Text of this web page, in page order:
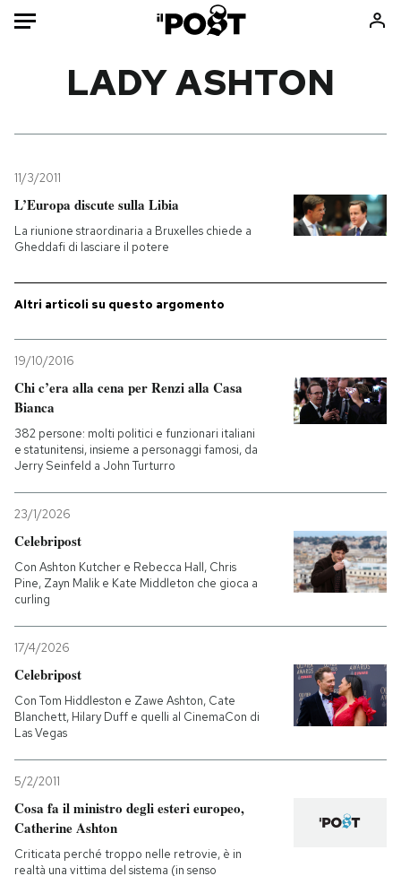
Mondo
Politica
Tecnologia
Internet
Scienza
Cultura
Sport
Storie/Idee
Media
PODCAST
NEWSLETTER
CALENDARIO
AREA PERSONALE
LADY ASHTON
11/3/2011
L’Europa discute sulla Libia
La riunione straordinaria a Bruxelles chiede a
Gheddafi di lasciare il potere
Altri articoli su questo argomento
19/10/2016
Chi c’era alla cena per Renzi alla Casa
Bianca
382 persone: molti politici e funzionari italiani
e statunitensi, insieme a personaggi famosi, da
Jerry Seinfeld a John Turturro
23/1/2026
Celebripost
Con Ashton Kutcher e Rebecca Hall, Chris
Pine, Zayn Malik e Kate Middleton che gioca a
curling
17/4/2026
Celebripost
Con Tom Hiddleston e Zawe Ashton, Cate
Blanchett, Hilary Duff e quelli al CinemaCon di
Las Vegas
5/2/2011
Cosa fa il ministro degli esteri europeo,
Catherine Ashton
Criticata perché troppo nelle retrovie, è in
realtà una vittima del sistema (in senso